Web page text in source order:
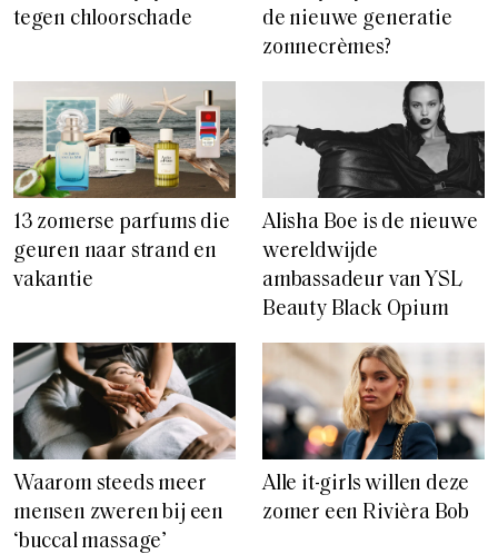
tegen chloorschade
de nieuwe generatie
zonnecrèmes?
13 zomerse parfums die
geuren naar strand en
vakantie
Alisha Boe is de nieuwe
wereldwijde
ambassadeur van YSL
Beauty Black Opium
Waarom steeds meer
mensen zweren bij een
‘buccal massage’
Alle it-girls willen deze
zomer een Rivièra Bob